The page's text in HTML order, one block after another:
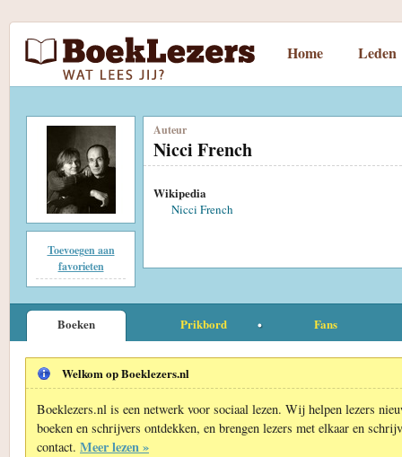
Home Leden
Toevoegen aan
favorieten
Auteur
Nicci French
Wikipedia
Nicci French
Boeken Prikbord Fans
Welkom op Boeklezers.nl
Boeklezers.nl is een netwerk voor sociaal lezen. Wij helpen lezers
boeken en schrijvers ontdekken, en brengen lezers met elkaar en
contact. Meer lezen »